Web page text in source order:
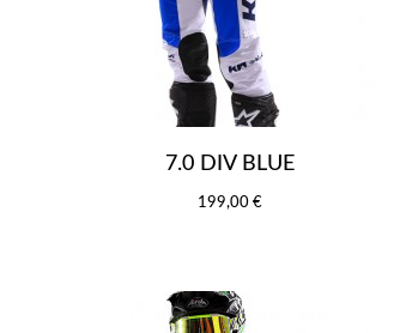
7.0 DIV BLUE
199,00 €